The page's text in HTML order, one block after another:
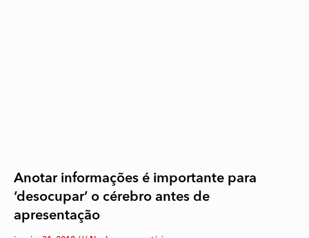
Anotar informações é importante para
‘desocupar’ o cérebro antes de
apresentação